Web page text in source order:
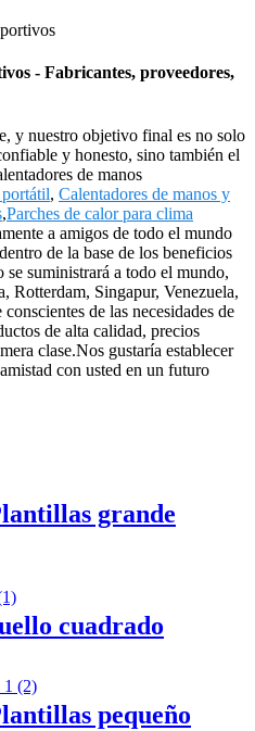
- Fabricantes, proveedores,
y nuestro objetivo final es no solo
y honesto, sino también el
de manos
, Calentadores de manos y
,Parches de calor para clima
a amigos de todo el mundo
de la base de los beneficios
suministrará a todo el mundo,
Rotterdam, Singapur, Venezuela,
de las necesidades de
de alta calidad, precios
clase.Nos gustaría establecer
con usted en un futuro
grande
cuadrado
pequeño